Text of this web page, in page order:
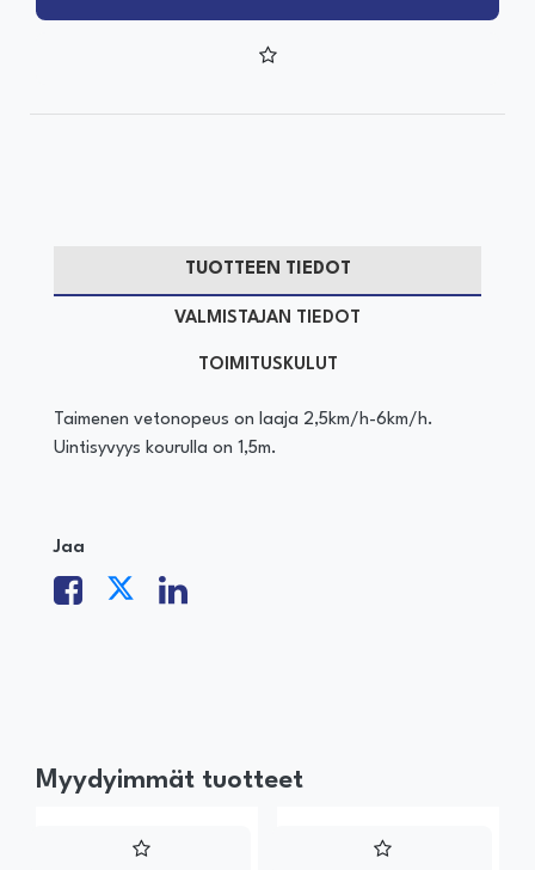
TUOTTEEN TIEDOT
VALMISTAJAN TIEDOT
TOIMITUSKULUT
Taimenen vetonopeus on laaja 2,5km/h-6km/h.
Uintisyvyys kourulla on 1,5m.
Jaa
Myydyimmät tuotteet